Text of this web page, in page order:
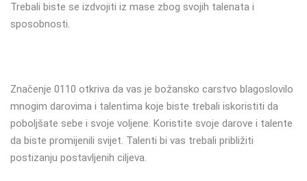
Trebali biste se izdvojiti iz mase zbog svojih talenata i
sposobnosti.
Značenje 0110 otkriva da vas je božansko carstvo blagoslovilo
mnogim darovima i talentima koje biste trebali iskoristiti da
poboljšate sebe i svoje voljene. Koristite svoje darove i talente
da biste promijenili svijet. Talenti bi vas trebali približiti
postizanju postavljenih ciljeva.